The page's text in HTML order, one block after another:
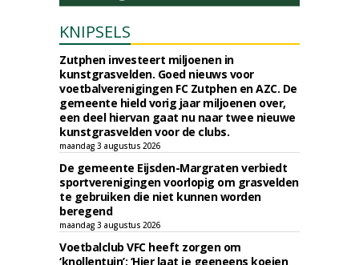
KNIPSELS
Zutphen investeert miljoenen in
kunstgrasvelden. Goed nieuws voor
voetbalverenigingen FC Zutphen en AZC. De
gemeente hield vorig jaar miljoenen over,
een deel hiervan gaat nu naar twee nieuwe
kunstgrasvelden voor de clubs.
maandag 3 augustus 2026
De gemeente Eijsden-Margraten verbiedt
sportverenigingen voorlopig om grasvelden
te gebruiken die niet kunnen worden
beregend
maandag 3 augustus 2026
Voetbalclub VFC heeft zorgen om
‘knollentuin’: ‘Hier laat je geeneens koeien